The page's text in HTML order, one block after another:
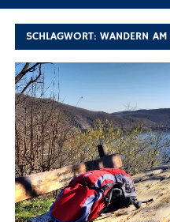
SCHLAGWORT:WANDERN AM